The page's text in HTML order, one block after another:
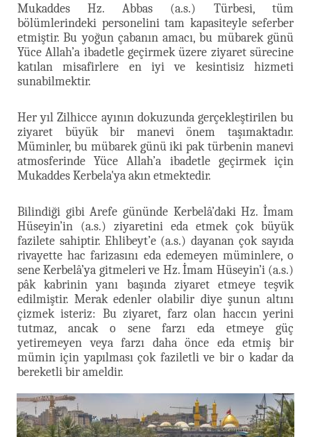
Mukaddes Hz. Abbas (a.s.) Türbesi, tüm
bölümlerindeki personelini tam kapasiteyle seferber
etmiştir. Bu yoğun çabanın amacı, bu mübarek günü
Yüce Allah’a ibadetle geçirmek üzere ziyaret sürecine
katılan misafirlere en iyi ve kesintisiz hizmeti
sunabilmektir.
Her yıl Zilhicce ayının dokuzunda gerçekleştirilen bu
ziyaret büyük bir manevi önem taşımaktadır.
Müminler, bu mübarek günü iki pak türbenin manevi
atmosferinde Yüce Allah’a ibadetle geçirmek için
Mukaddes Kerbela'ya akın etmektedir.
Bilindiği gibi Arefe gününde Kerbelâ’daki Hz. İmam
Hüseyin’in (a.s.) ziyaretini eda etmek çok büyük
fazilete sahiptir. Ehlibeyt’e (a.s.) dayanan çok sayıda
rivayette hac farizasını eda edemeyen müminlere, o
sene Kerbelâ’ya gitmeleri ve Hz. İmam Hüseyin’i (a.s.)
pâk kabrinin yanı başında ziyaret etmeye teşvik
edilmiştir. Merak edenler olabilir diye şunun altını
çizmek isteriz: Bu ziyaret, farz olan haccın yerini
tutmaz, ancak o sene farzı eda etmeye güç
yetiremeyen veya farzı daha önce eda etmiş bir
mümin için yapılması çok faziletli ve bir o kadar da
bereketli bir ameldir.